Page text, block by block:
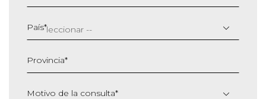
barra
MM
AAAA
País*
Provincia*
Motivo de la consulta*